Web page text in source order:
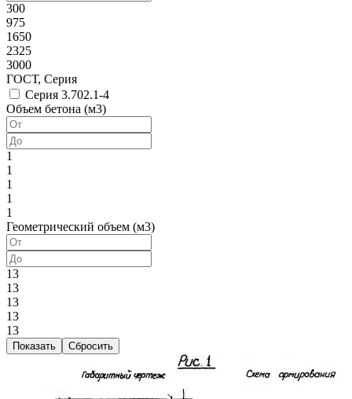
300
975
1650
2325
3000
ГОСТ, Серия
Серия 3.702.1-4
Объем бетона (м3)
1
1
1
1
1
Геометрический объем (м3)
13
13
13
13
13